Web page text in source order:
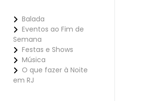
Balada
Eventos ao Fim de
Semana
Festas e Shows
Música
O que fazer à Noite
em RJ